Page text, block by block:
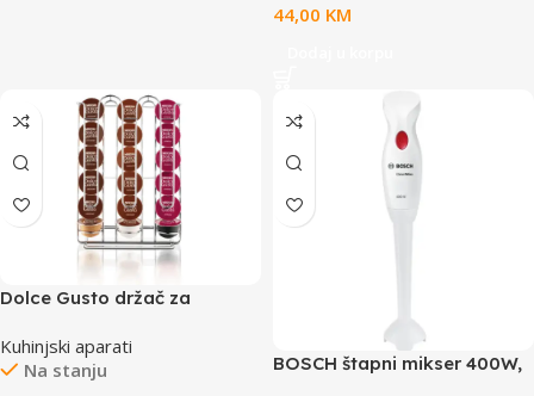
44,00 KM
Dolce Gusto držač za
Kuhinjski aparati
Na stanju
BOSCH štapni mikser 400W,